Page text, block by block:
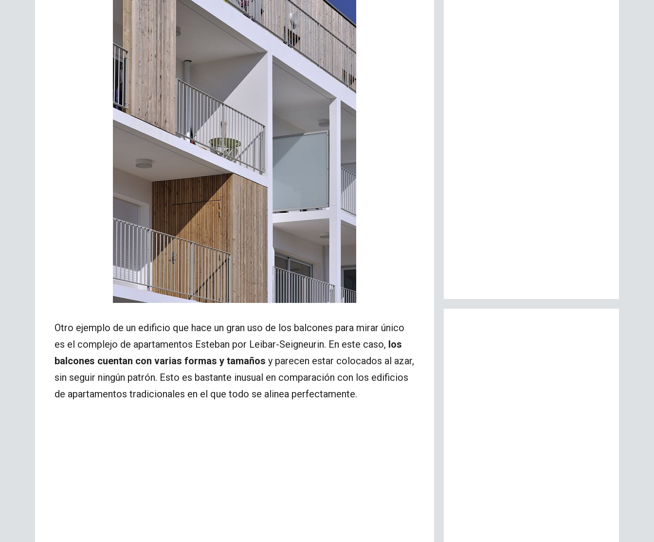
Otro ejemplo de un edificio que hace un gran uso de los balcones para mirar único
es el complejo de apartamentos Esteban por Leibar-Seigneurin. En este caso, los
balcones cuentan con varias formas y tamaños y parecen estar colocados al azar,
sin seguir ningún patrón. Esto es bastante inusual en comparación con los edificios
de apartamentos tradicionales en el que todo se alinea perfectamente.